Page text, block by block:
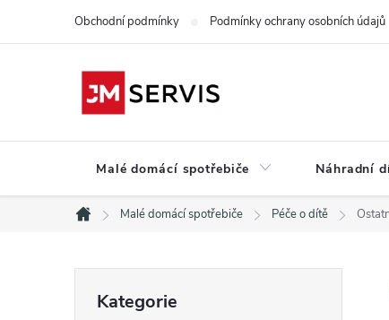
Obchodní podmínky Podmínky ochrany osobních údajů
Malé domácí spotřebiče Náhradní
Domů
Malé domácí spotřebiče Péče o dítě
kategorie
Kategorie